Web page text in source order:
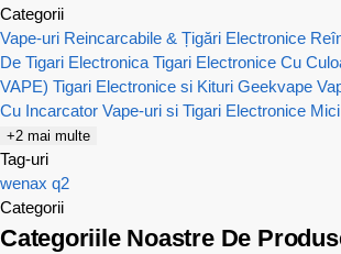
Categorii
Vape-uri Reincarcabile & Țigări Electronice
De Tigari Electronica Tigari Electronice Cu
VAPE) Tigari Electronice si Kituri Geekvape
Cu Incarcator Vape-uri si Tigari Electronice Mici
+2 mai multe
Tag-uri
wenax q2
Categorii
Categoriile Noastre De